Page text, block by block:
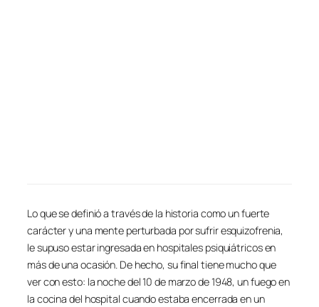
Lo que se definió a través de la historia como un fuerte
carácter y una mente perturbada por sufrir esquizofrenia,
le supuso estar ingresada en hospitales psiquiátricos en
más de una ocasión. De hecho, su final tiene mucho que
ver con esto: la noche del 10 de marzo de 1948, un fuego en
la cocina del hospital cuando estaba encerrada en un